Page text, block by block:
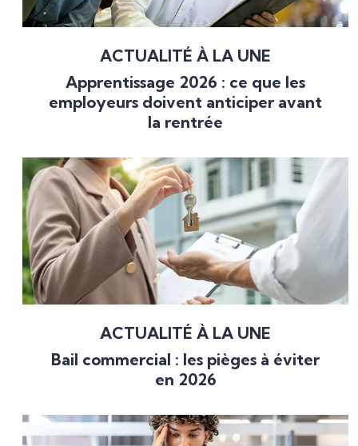
ACTUALITÉ À LA UNE
Apprentissage 2026 : ce que les
employeurs doivent anticiper avant
la rentrée
ACTUALITÉ À LA UNE
Bail commercial : les pièges à éviter
en 2026